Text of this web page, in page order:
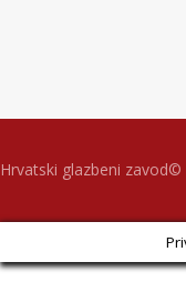
Hrvatski glazbeni zavod©